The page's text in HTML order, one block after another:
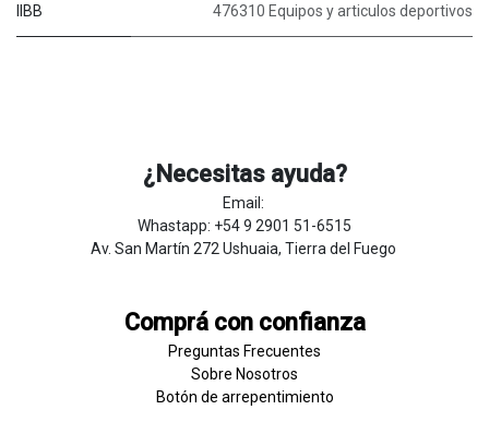
IIBB 476310 Equipos y articulos deportivos
¿Necesitas ayuda?
Email:
Whastapp: +54 9 2901 51-6515
Av. San Martín 272 Ushuaia, Tierra del Fuego
Comprá con confianza
Preguntas Frecuentes
Sobre Nosotros
Botón de ​arrepentim​​​iento